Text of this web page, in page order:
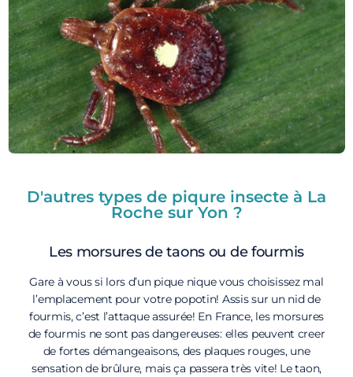
D'autres types de piqure insecte à La
Roche sur Yon ?
Les morsures de taons ou de fourmis
Gare à vous si lors d’un pique nique vous choisissez mal
l’emplacement pour votre popotin! Assis sur un nid de
fourmis, c’est l’attaque assurée! En France, les morsures
de fourmis ne sont pas dangereuses: elles peuvent creer
de fortes démangeaisons, des plaques rouges, une
sensation de brûlure, mais ça passera très vite! Le taon,